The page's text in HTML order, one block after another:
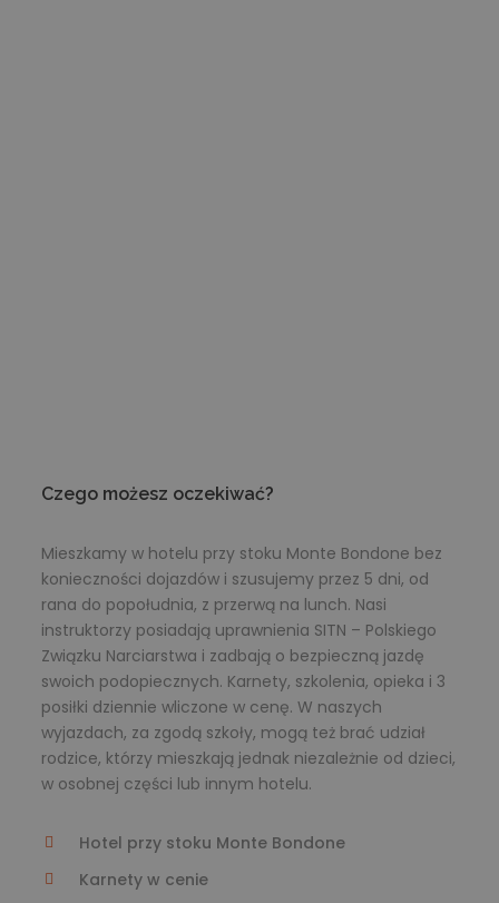
Czego możesz oczekiwać?
Mieszkamy w hotelu przy stoku Monte Bondone bez
konieczności dojazdów i szusujemy przez 5 dni, od
rana do popołudnia, z przerwą na lunch. Nasi
instruktorzy posiadają uprawnienia SITN – Polskiego
Związku Narciarstwa i zadbają o bezpieczną jazdę
swoich podopiecznych. Karnety, szkolenia, opieka i 3
posiłki dziennie wliczone w cenę. W naszych
wyjazdach, za zgodą szkoły, mogą też brać udział
rodzice, którzy mieszkają jednak niezależnie od dzieci,
w osobnej części lub innym hotelu.
Hotel przy stoku Monte Bondone
Karnety w cenie